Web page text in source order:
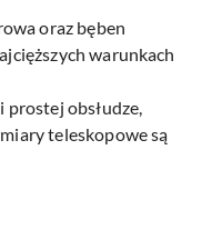
oraz bęben
warunkach
obsłudze,
teleskopowe są